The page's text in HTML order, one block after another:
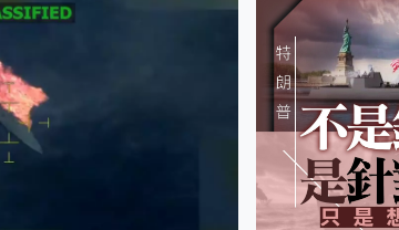
局勢，保障居民安全。多個
頓附近海域墜
療，有目擊者
查事故原因。